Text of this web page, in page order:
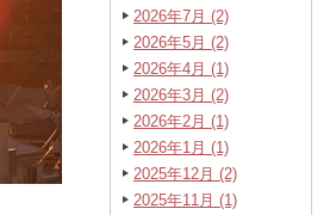
2026年7月 (2)
2026年5月 (2)
2026年4月 (1)
2026年3月 (2)
2026年2月 (1)
2026年1月 (1)
2025年12月 (2)
2025年11月 (1)